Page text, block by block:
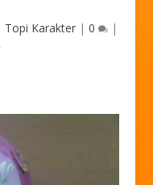
Topi Karakter| 0 |